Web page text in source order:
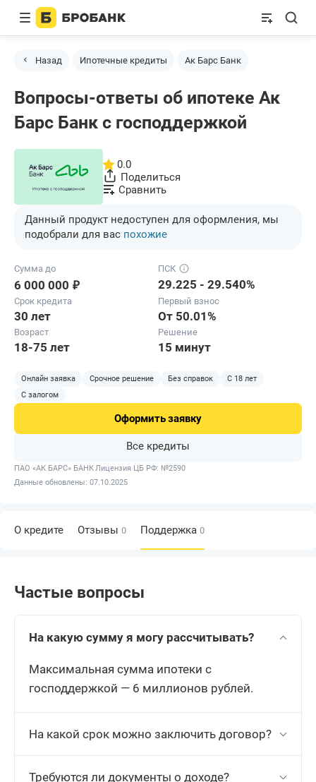
Назад Ипотечные кредиты Ак Барс Банк
Вопросы-ответы об ипотеке Ак
Барс Банк с господдержкой
0.0
Поделиться
Сравнить
Данный продукт недоступен для оформления, мы
подобрали для вас похожие
Сумма до
6 000 000 ₽
ПСК
29.225 - 29.540%
Срок кредита
30 лет
Первый взнос
От 50.01%
Возраст
18-75 лет
Решение
15 минут
Онлайн заявка Срочное решение Без справок
С 18 лет
С залогом
Оформитьзаявку
Все кредиты
ПАО «АК БАРС» БАНКЛицензия ЦБ РФ: №2590
Данные обновлены: 07.10.2025
О кредите Отзывы 0 Поддержка 0
Частые вопросы
На какую сумму я могу рассчитывать?
Максимальная сумма ипотеки с
господдержкой — 6 миллионов рублей.
На какой срок можно заключить договор?
Требуются ли документы о доходе?